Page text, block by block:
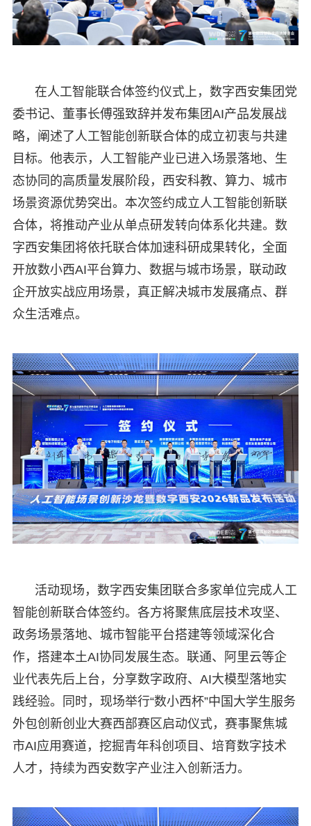
在人工智能联合体签约仪式上，数字西安集团党
委书记、董事长傅强致辞并发布集团AI产品发展战
略，阐述了人工智能创新联合体的成立初衷与共建
目标。他表示，人工智能产业已进入场景落地、生
态协同的高质量发展阶段，西安科教、算力、城市
场景资源优势突出。本次签约成立人工智能创新联
合体，将推动产业从单点研发转向体系化共建。数
字西安集团将依托联合体加速科研成果转化，全面
开放数小西AI平台算力、数据与城市场景，联动政
企开放实战应用场景，真正解决城市发展痛点、群
众生活难点。
活动现场，数字西安集团联合多家单位完成人工
智能创新联合体签约。各方将聚焦底层技术攻坚、
政务场景落地、城市智能平台搭建等领域深化合
作，搭建本土AI协同发展生态。联通、阿里云等企
业代表先后上台，分享数字政府、AI大模型落地实
践经验。同时，现场举行“数小西杯”中国大学生服务
外包创新创业大赛西部赛区启动仪式，赛事聚焦城
市AI应用赛道，挖掘青年科创项目、培育数字技术
人才，持续为西安数字产业注入创新活力。